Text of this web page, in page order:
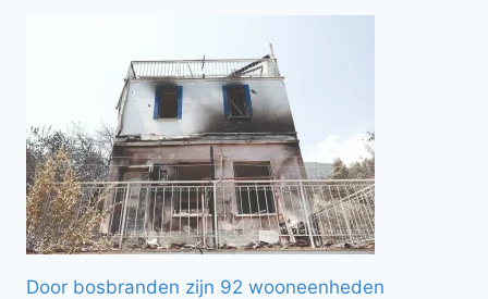
Door bosbranden zijn 92 wooneenheden